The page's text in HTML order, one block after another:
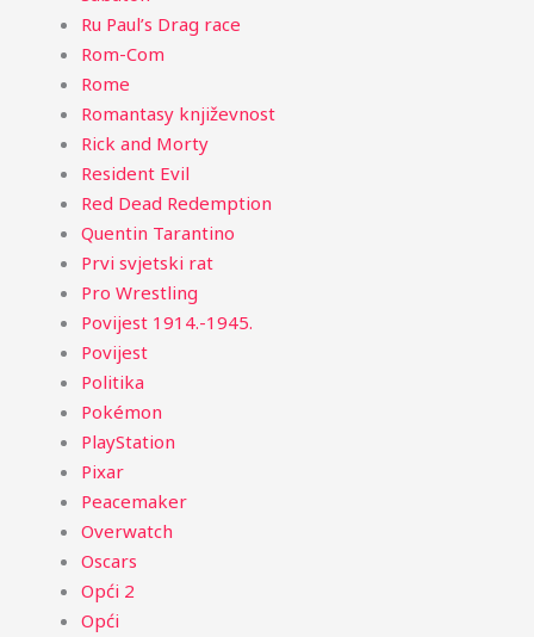
Ru Paul’s Drag race
Rom-Com
Rome
Romantasy književnost
Rick and Morty
Resident Evil
Red Dead Redemption
Quentin Tarantino
Prvi svjetski rat
Pro Wrestling
Povijest 1914.-1945.
Povijest
Politika
Pokémon
PlayStation
Pixar
Peacemaker
Overwatch
Oscars
Opći 2
Opći